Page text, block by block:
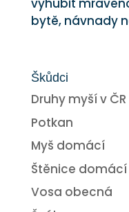
Škůdci
Druhy myší v ČR
Potkan
Myš domácí
Štěnice domácí
Vosa obecná